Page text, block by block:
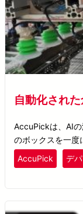
自動化され
AccuPickは、AI
のボックスを一度
ットからの商品取
AccuPick デ